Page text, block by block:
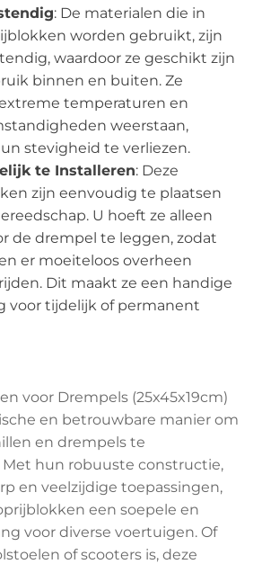
: De materialen die in
worden gebruikt, zijn
waardoor ze geschikt zijn
binnen en buiten. Ze
temperaturen en
weerstaan,
stevigheid te verliezen.
te Installeren: Deze
zijn eenvoudig te plaatsen
U hoeft ze alleen
de drempel te leggen, zodat
er moeiteloos overheen
Dit maakt ze een handige
voor tijdelijk of permanent
voor Drempels (25x45x19cm)
en betrouwbare manier om
en drempels te
hun robuuste constructie,
en veelzijdige toepassingen,
een soepele en
voor diverse voertuigen. Of
of scooters is, deze